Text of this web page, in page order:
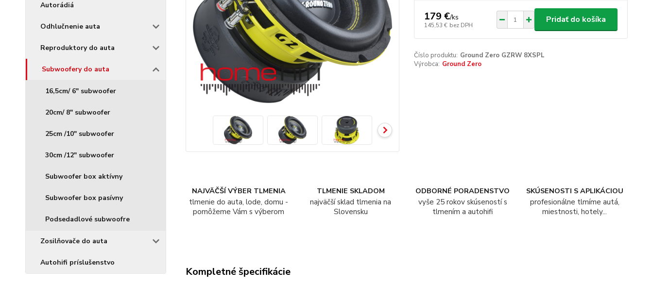
Autorádiá
Odhlučnenie auta
Reproduktory do auta
Subwoofery do auta
16,5cm/ 6" subwoofer
20cm/ 8" subwoofer
25cm /10" subwoofer
30cm /12" subwoofer
Subwoofer box aktívny
Subwoofer box pasívny
Podsedadlové subwoofre
Zosilňovače do auta
Autohifi príslušenstvo
179 €/ks
145,53 € bez DPH
Pridať do košíka
Číslo produktu: Ground Zero GZRW 8XSPL
Výrobca: Ground Zero
NAJVÄČŠÍ VÝBER TLMENIA
tlmenie do auta, lode, domu -
pomôžeme Vám s výberom
TLMENIE SKLADOM
najväčší sklad tlmenia na
Slovensku
ODBORNÉ PORADENSTVO
vyše 25 rokov skúseností s
tlmením a autohifi
SKÚSENOSTI S APLIKÁCIOU
profesionálne tlmíme autá,
miestnosti, hotely...
Kompletné špecifikácie